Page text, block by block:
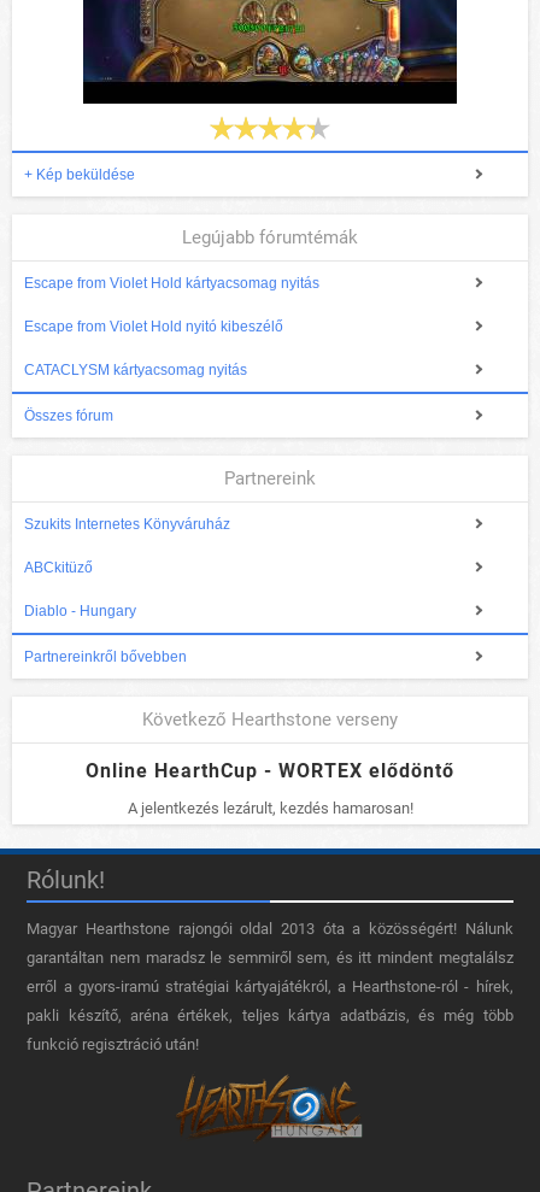
+ Kép beküldése
Legújabb fórumtémák
Escape from Violet Hold kártyacsomag nyitás
Escape from Violet Hold nyitó kibeszélő
CATACLYSM kártyacsomag nyitás
Összes fórum
Partnereink
Szukits Internetes Könyváruház
ABCkitüző
Diablo - Hungary
Partnereinkről bővebben
Következő Hearthstone verseny
Online HearthCup - WORTEX elődöntő
A jelentkezés lezárult, kezdés hamarosan!
Rólunk!
Magyar Hearthstone​ rajongói oldal 2013 óta a közösségért! Nálunk
garantáltan nem maradsz le semmiről sem, és itt mindent megtalálsz
erről a gyors-iramú stratégiai kártyajátékról, a Hearthstone-ról - hírek,
pakli készítő, aréna értékek, teljes kártya adatbázis, és még több
funkció regisztráció után!